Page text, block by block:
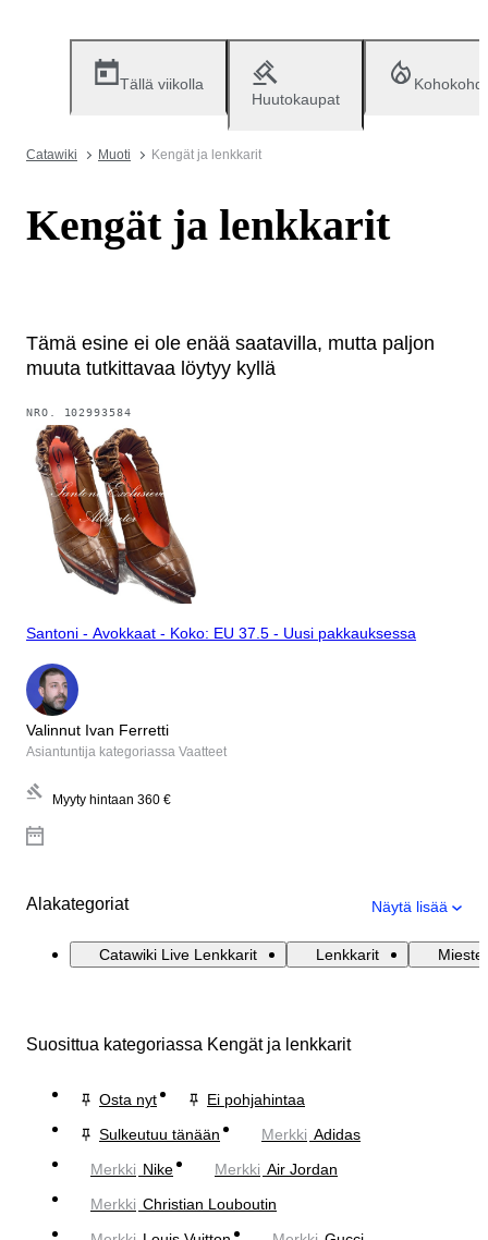
Tällä viikolla
Huutokaupat
Catawiki Muoti Kengät ja lenkkarit
Kengät ja lenkkarit
Tämä esine ei ole enää saatavilla, mutta paljon
muuta tutkittavaa löytyy kyllä
NRO. 102993584
Santoni - Avokkaat - Koko: EU 37.5 - Uusi pakkauksessa
Valinnut Ivan Ferretti
Asiantuntija kategoriassa Vaatteet
Myyty hintaan 360 €
Alakategoriat Näytä lisää
Catawiki Live Lenkkarit Lenkkarit
Suosittua kategoriassa Kengät ja lenkkarit
Osta nyt
Ei pohjahintaa
Sulkeutuu tänään
Merkki Adidas
Merkki Nike Merkki Air Jordan
Merkki Christian Louboutin